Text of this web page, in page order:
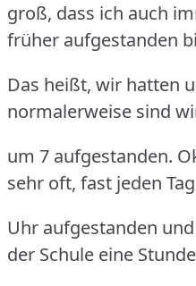
groß, dass ich auch
früher aufgestanden
Das heißt, wir hatten
normalerweise sind
um 7 aufgestanden.
sehr oft, fast jeden
Uhr aufgestanden
der Schule eine